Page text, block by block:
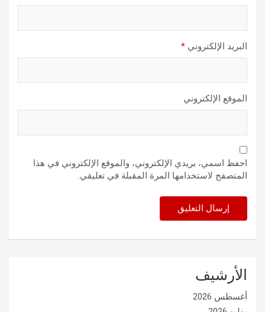
البريد الإلكتروني *
الموقع الإلكتروني
احفظ اسمي، بريدي الإلكتروني، والموقع الإلكتروني في هذا
المتصفح لاستخدامها المرة المقبلة في تعليقي.
الأرشيف
أغسطس 2026